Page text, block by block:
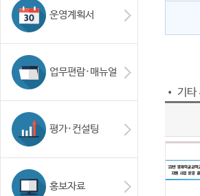
운영계획서
업무편람·매뉴얼
평가·컨설팅
홍보자료
• 기타